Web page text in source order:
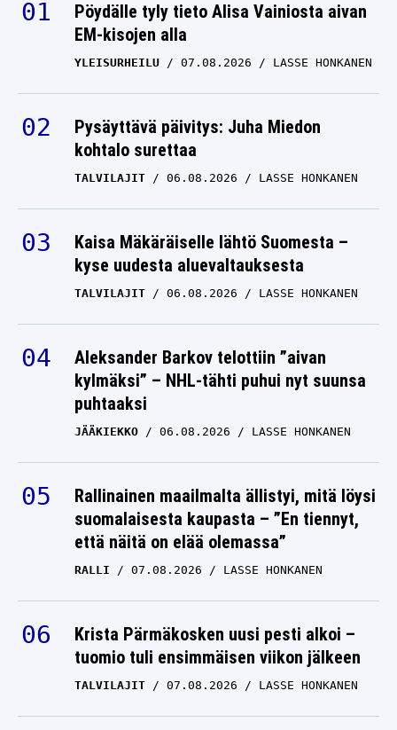
Pöydälle tyly tieto Alisa Vainiosta aivan
EM-kisojen alla
YLEISURHEILU 07.08.2026 LASSE HONKANEN
Pysäyttävä päivitys: Juha Miedon
kohtalo surettaa
TALVILAJIT 06.08.2026 LASSE HONKANEN
Kaisa Mäkäräiselle lähtö Suomesta –
kyse uudesta aluevaltauksesta
TALVILAJIT 06.08.2026 LASSE HONKANEN
Aleksander Barkov telottiin ”aivan
kylmäksi” – NHL-tähti puhui nyt suunsa
puhtaaksi
JÄÄKIEKKO 06.08.2026 LASSE HONKANEN
Rallinainen maailmalta ällistyi, mitä löysi
suomalaisesta kaupasta – ”En tiennyt,
että näitä on elää olemassa”
RALLI 07.08.2026 LASSE HONKANEN
Krista Pärmäkosken uusi pesti alkoi –
tuomio tuli ensimmäisen viikon jälkeen
TALVILAJIT 07.08.2026 LASSE HONKANEN